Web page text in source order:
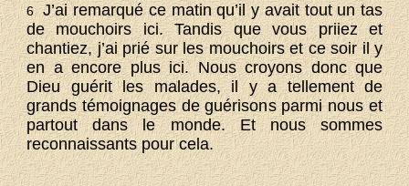
6J’ai remarqué ce matin qu’il y avait tout un tas
de mouchoirs ici. Tandis que vous priiez et
chantiez, j’ai prié sur les mouchoirs et ce soir il y
en a encore plus ici. Nous croyons donc que
Dieu guérit les malades, il y a tellement de
grands témoignages de guérisons parmi nous et
partout dans le monde. Et nous sommes
reconnaissants pour cela.